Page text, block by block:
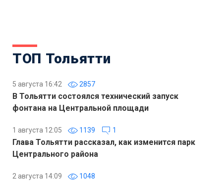
ТОП Тольятти
5 августа 16:42 2857
В Тольятти состоялся технический запуск
фонтана на Центральной площади
1 августа 12:05 1139 1
Глава Тольятти рассказал, как изменится парк
Центрального района
2 августа 14:09 1048